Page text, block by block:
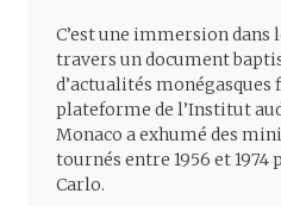
C’est une immersion dans
travers un document
d’actualités monégasques
plateforme de l’Institut
Monaco a exhumé des
tournés entre 1956 et 1974
Carlo.